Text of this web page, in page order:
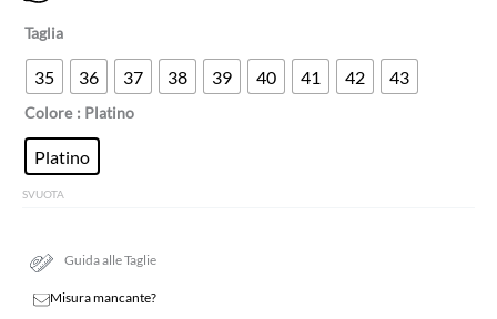
Taglia
35 36 37 38 39 40 41 42 43
Colore : Platino
Platino
SVUOTA
Guida alle Taglie
Misura mancante?